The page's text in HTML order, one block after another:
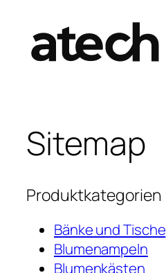
Inhalt
springen
Sitemap
Produktkategorien
Bänke und Tische
Blumenampeln
Blumenkästen